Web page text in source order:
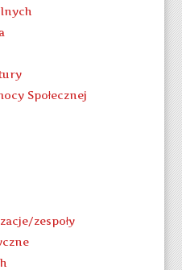
Społecznej
zespoły